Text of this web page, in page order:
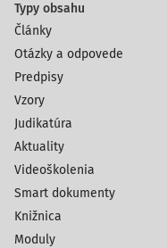
Typy obsahu
Články
Otázky a odpovede
Predpisy
Vzory
Judikatúra
Aktuality
Videoškolenia
Smart dokumenty
Knižnica
Moduly